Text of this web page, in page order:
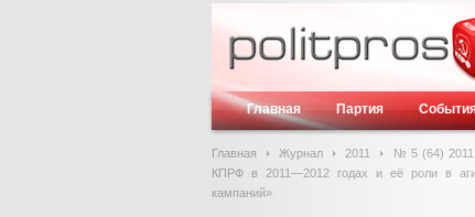
Главная Партия
Главная Журнал 2011 № 5 (64) 2011
КПРФ в 2011—2012 годах и её роли в
кампаний»